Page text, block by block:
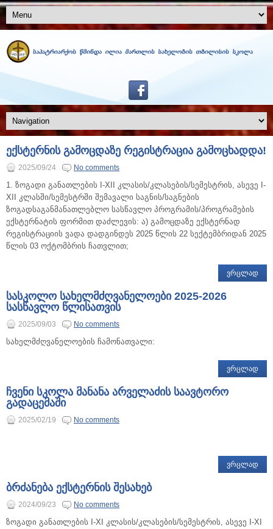
ექსტერნის გამოცდაზე რეგისტრაცია გამოცხადდა!
2025/09/24 No comments
1. ზოგადი განათლების I-XII კლასის/კლასების/სემესტრის, ასევე I-
XII კლასში/სემესტრში შემავალი საგნის/საგნების
ზოგადსაგანმანათლებლო სასწავლო პროგრამის/პროგრამების
ექსტერნატის ფორმით დაძლევის: ა) გამოცდაზე ექსტერნად
რეგისტრაციის ვადა დადგინდეს 2025 წლის 22 სექტემბრიდან 2025
წლის 03 ოქტომბრის ჩათვლით;
ᲕᲠᲪᲚᲐᲓ
სასკოლო სახელმძღვანელოები 2025-2026
სასწავლო წლისათვის
2025/09/03 No comments
სახელმძღვანელოების ჩამონათვალი:
ᲕᲠᲪᲚᲐᲓ
ჩვენი სკოლა მანანა არველაძის საავტორო
გადაცემაში
2025/02/19 No comments
ᲕᲠᲪᲚᲐᲓ
ბრძანება ექსტერნის შესახებ
2024/09/23 No comments
ზოგადი განათლების I-XI კლასის/კლასების/სემესტრის, ასევე I-XI